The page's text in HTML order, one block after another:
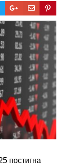
постигна